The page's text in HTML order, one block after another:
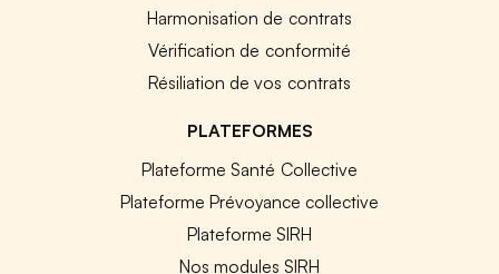
Harmonisation de contrats
Vérification de conformité
Résiliation de vos contrats
PLATEFORMES
Plateforme Santé Collective
Plateforme Prévoyance collective
Plateforme SIRH
Nos modules SIRH